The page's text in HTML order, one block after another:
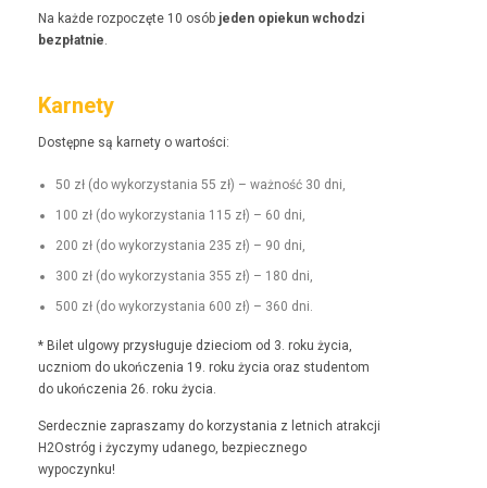
Na każde rozpoczęte 10 osób jeden opiekun wchodzi
bezpłat­nie.
Karnety
Dostęp­ne są kar­ne­ty o wartości:
50 zł (do wyko­rzys­ta­nia 55 zł) – ważność 30 dni,
100 zł (do wyko­rzys­ta­nia 115 zł) – 60 dni,
200 zł (do wyko­rzys­ta­nia 235 zł) – 90 dni,
300 zł (do wyko­rzys­ta­nia 355 zł) – 180 dni,
500 zł (do wyko­rzys­ta­nia 600 zł) – 360 dni.
* Bilet ulgo­wy przysługu­je dzieciom od 3. roku życia,
uczniom do ukończenia 19. roku życia oraz stu­den­tom
do ukończenia 26. roku życia.
Serdecznie zaprasza­my do korzys­ta­nia z let­nich atrakcji
H2Ostróg i życzymy udanego, bez­piecznego
wypoczynku!